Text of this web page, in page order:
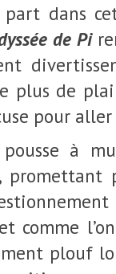
part dans
de Pi
plus de
pour
à
promettant
comme
plouf